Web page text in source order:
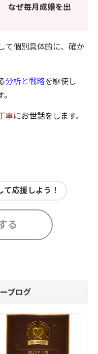
なぜ毎月成婚を出
て個別具体的に、確か
分析と戦略を駆使し
寧にお世話をします。
て応援しよう！
る
ブログ